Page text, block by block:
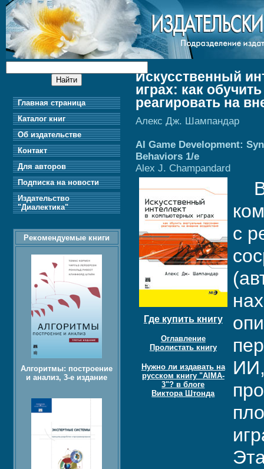
Искусственный
играх: как
реагировать на
Алекс Дж. Шампандар
AI Game Development:
Behaviors 1/e
Alex J. Champandard
Где купить книгу
Оглавление
Пролистать книгу
Нужно ли издавать на
русском книгу "AIMA-
3"? в блоге
Виктора Штонда
В
с
ИИ,
Главная страница
Каталог книг
Об издательстве
Контакт
Для авторов
Подписка на новости
Издательство
"Диалектика"
Рекомендуемые книги
Алгоритмы: построение
и анализ, 3-е издание